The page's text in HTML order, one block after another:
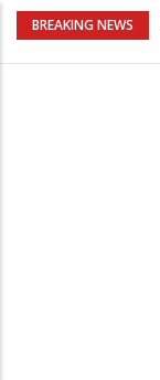
BREAKING NEWS